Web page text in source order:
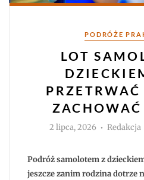
Kategorie
PODRÓŻE
LOT
ZACHOWAĆ
2 lipca, 2026 Autor
Redakcja
Podróż samolotem z
jeszcze zanim rodzina dotrze